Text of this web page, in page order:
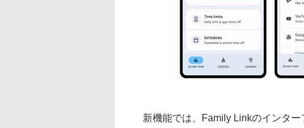
新機能では、Family Linkのインター